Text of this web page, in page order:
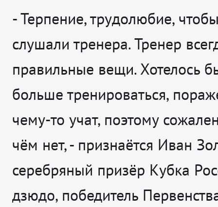
-Терпение, трудолюбие,
слушали тренера. Тренер
правильные вещи. Хотелось
больше тренироваться,
чему-то учат, поэтому
чём нет, - признаётся Иван
серебряный призёр Кубка
дзюдо, победитель